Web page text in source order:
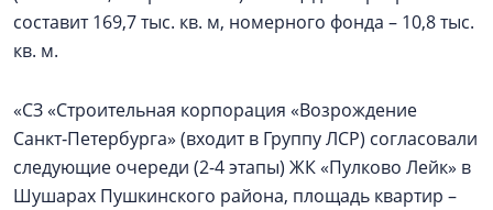
составит 169,7 тыс. кв. м, номерного фонда – 10,8 тыс.
кв. м.
«СЗ «Строительная корпорация «Возрождение
Санкт‑Петербурга» (входит в Группу ЛСР) согласовали
следующие очереди (2-4 этапы) ЖК «Пулково Лейк» в
Шушарах Пушкинского района, площадь квартир –